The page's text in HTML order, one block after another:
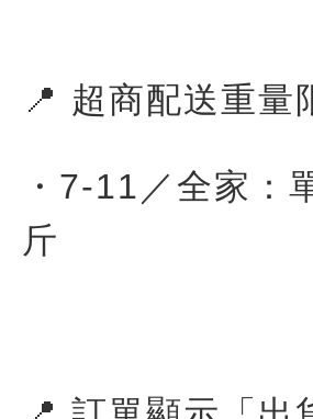
📍 超商配送重量
・7-11／全家：
斤